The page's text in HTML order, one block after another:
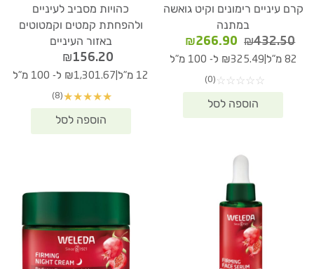
קרם עיניים רימונים וקיט גואשה
במתנה
₪432.50
המחיר
המקורי
₪432.50.
₪266.90
המחיר
הנוכחי
82 מ"ל ₪325.49 ל- 100 מ"ל
☆
☆
☆
☆
☆
(0)
כהויות מסביב לעיניים
ולהפחתת קמטים וקמטוטים
באזור העיניים
₪156.20
12 מ"ל ₪1,301.67 ל- 100 מ"ל
★
★
★
★
★
(8)